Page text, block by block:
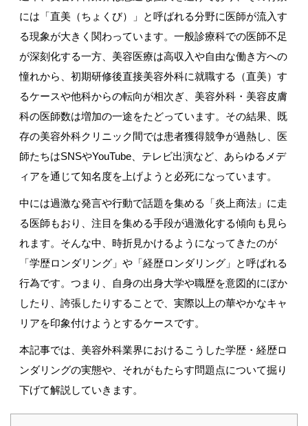
には「直美（ちょくび）」と呼ばれる分野に医師が流入す
る現象が大きく関わっています。一般診療科での医師不足
が深刻化する一方、美容医療は高収入や自由な働き方への
憧れから、初期研修後直接美容外科に就職する（直美）す
るケースや他科からの転向が相次ぎ、美容外科・美容皮膚
科の医師数は増加の一途をたどっています。その結果、既
存の美容外科クリニック間では患者獲得競争が過熱し、医
師たちはSNSやYouTube 、テレビ出演など、あらゆるメデ
ィアを通じて知名度を上げようと必死になっています。
中には過激な発言や行動で話題を集める「炎上商法」に走
る医師もおり、注目を集める手段が過激化する傾向も見ら
れます。そんな中、時折見かけるようになってきたのが
「学歴ロンダリング」や「経歴ロンダリング」と呼ばれる
行為です。つまり、自身の出身大学や職歴を意図的にぼか
したり、誇張したりすることで、実際以上の華やかなキャ
リアを印象付けようとするケースです。
本記事では、美容外科業界におけるこうした学歴・経歴ロ
ンダリングの実態や、それがもたらす問題点について掘り
下げて解説していきます。